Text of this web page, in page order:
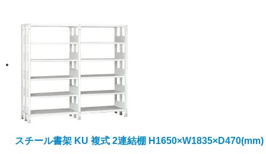
スチール書架 KU 複式 2連結棚 H1650×W1835×D470(mm)